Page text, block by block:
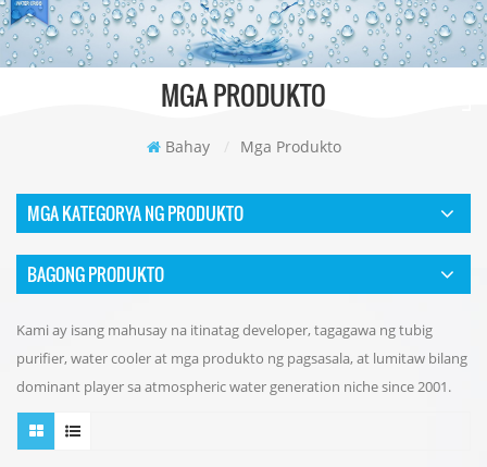
MGA PRODUKTO
Bahay / Mga Produkto
MGA KATEGORYA NG PRODUKTO
BAGONG PRODUKTO
Kami ay isang mahusay na itinatag developer, tagagawa ng tubig
purifier, water cooler at mga produkto ng pagsasala, at lumitaw bilang
dominant player sa atmospheric water generation niche since 2001.